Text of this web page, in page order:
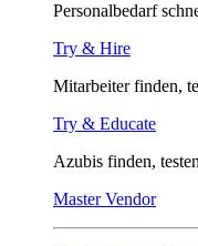
Personalbedarf
Try & Hire
Mitarbeiter finden,
Try & Educate
Azubis finden,
Master Vendor